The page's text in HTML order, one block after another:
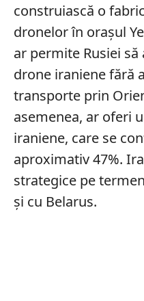
construiască o
dronelor în orașul
ar permite Rusiei
drone iraniene fără
transporte prin
asemenea, ar oferi
iraniene, care se
aproximativ 47%.
strategice pe
și cu Belarus.